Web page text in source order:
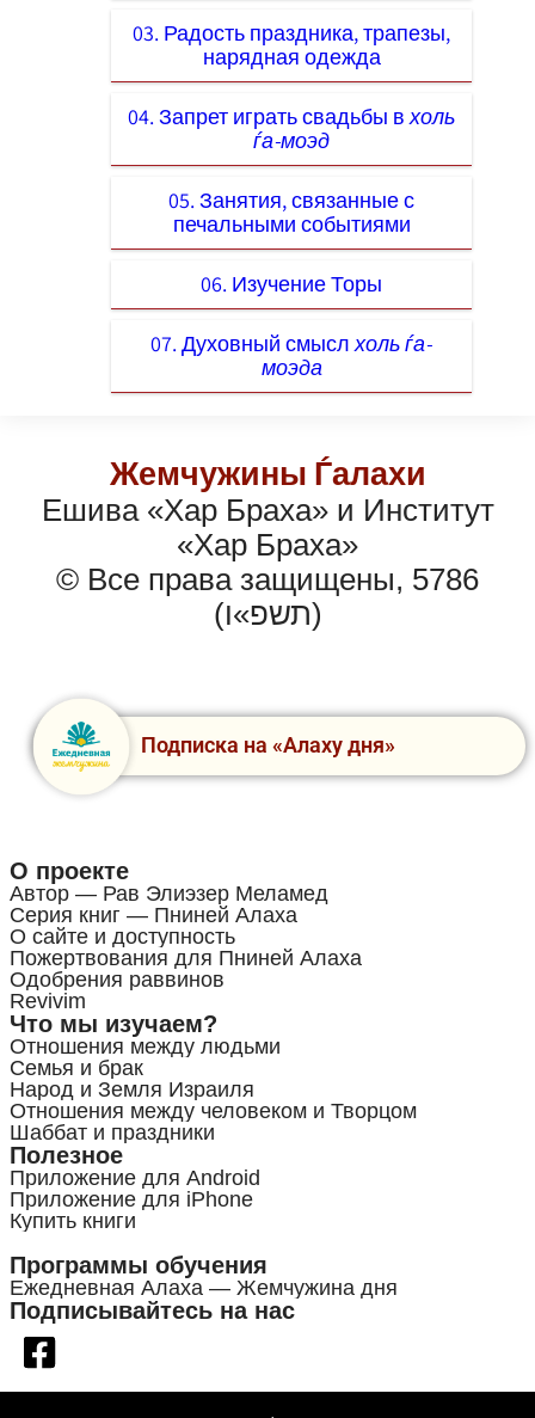
03. Радость праздника, трапезы,
нарядная одежда
04. Запрет играть свадьбы вхоль
ѓа-моэд
05. Занятия, связанные с
печальными событиями
06. Изучение Торы
07. Духовный смыслхоль ѓа-
моэда
Жемчужины Ѓалахи
Ешива «Хар Браха» и Институт
«Хар Браха»
© Все права защищены, 5786
(תשפ»ו)
Подписка на «Алаху дня»
О проекте
Автор — Рав Элиэзер Меламед
Серия книг — Пниней Алаха
О сайте и доступность
Пожертвования для Пниней Алаха
Одобрения раввинов
Revivim
Что мы изучаем?
Отношения между людьми
Семья и брак
Народ и Земля Израиля
Отношения между человеком и Творцом
Шаббат и праздники
Полезное
Приложение для Android
Приложение для iPhone
Купить книги
Программы обучения
Ежедневная Алаха — Жемчужина дня
Подписывайтесь на нас